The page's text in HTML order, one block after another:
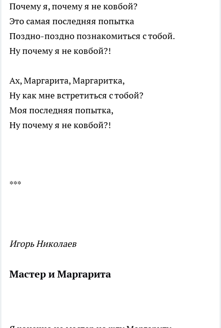
Почему я, почему я не ковбой?
Это самая последняя попытка
Поздно-поздно познакомиться с тобой.
Ну почему я не ковбой?!
Ах, Маргарита, Маргаритка,
Ну как мне встретиться с тобой?
Моя последняя попытка,
Ну почему я не ковбой?!
***
Игорь Николаев
Мастер и Маргарита